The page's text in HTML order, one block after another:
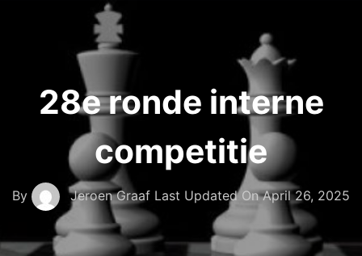
28e ronde interne
competitie
By Jeroen Graaf Last Updated OnApril 26, 2025